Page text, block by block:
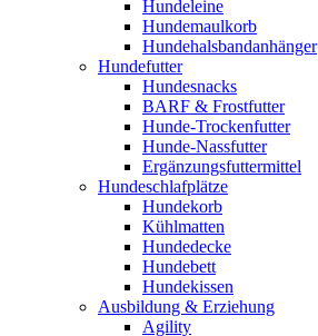
Hundeleine
Hundemaulkorb
Hundehalsbandanhänger
Hundefutter
Hundesnacks
BARF & Frostfutter
Hunde-Trockenfutter
Hunde-Nassfutter
Ergänzungsfuttermittel
Hundeschlafplätze
Hundekorb
Kühlmatten
Hundedecke
Hundebett
Hundekissen
Ausbildung & Erziehung
Agility